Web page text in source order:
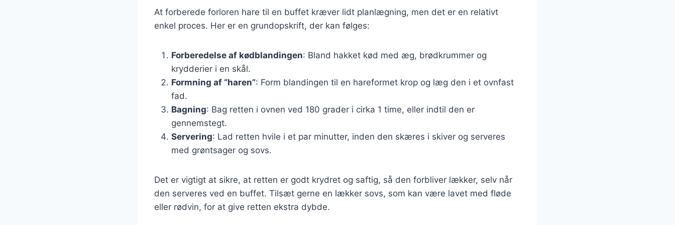
At forberede forloren hare til en buffet kræver lidt planlægning, men det er en relativt
enkel proces. Her er en grundopskrift, der kan følges:
Forberedelse af kødblandingen: Bland hakket kød med æg, brødkrummer og
krydderier i en skål.
Formning af “haren”: Form blandingen til en hareformet krop og læg den i et ovnfast
fad.
Bagning: Bag retten i ovnen ved 180 grader i cirka 1 time, eller indtil den er
gennemstegt.
Servering: Lad retten hvile i et par minutter, inden den skæres i skiver og serveres
med grøntsager og sovs.
Det er vigtigt at sikre, at retten er godt krydret og saftig, så den forbliver lækker, selv når
den serveres ved en buffet. Tilsæt gerne en lækker sovs, som kan være lavet med fløde
eller rødvin, for at give retten ekstra dybde.